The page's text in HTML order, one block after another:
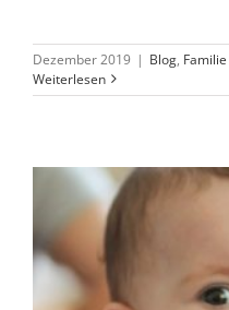
Dezember 2019 | Blog, Familie
Weiterlesen